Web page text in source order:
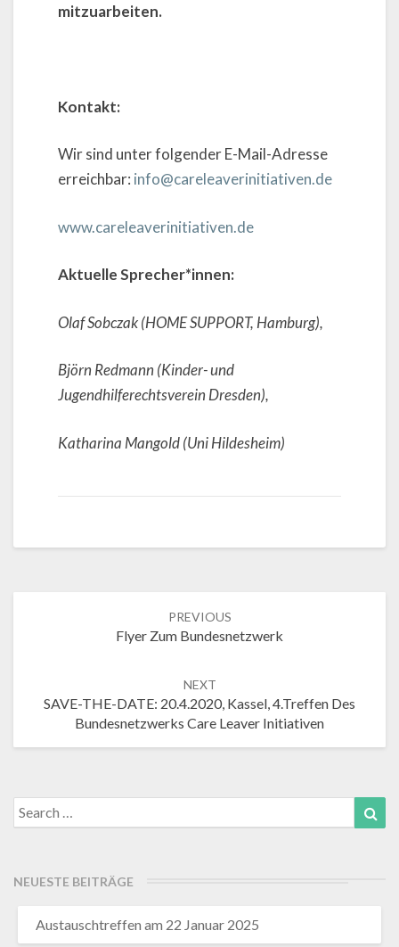
mitzuarbeiten.
Kontakt:
Wir sind unter folgender E-Mail-Adresse
erreichbar: info@careleaverinitiativen.de
www.careleaverinitiativen.de
Aktuelle Sprecher*innen:
Olaf Sobczak (HOME SUPPORT, Hamburg),
Björn Redmann (Kinder- und
Jugendhilferechtsverein Dresden),
Katharina Mangold (Uni Hildesheim)
PREVIOUS
Flyer Zum Bundesnetzwerk
NEXT
SAVE-THE-DATE: 20.4.2020, Kassel, 4.Treffen Des
Bundesnetzwerks Care Leaver Initiativen
Search
for:
NEUESTE BEITRÄGE
Austauschtreffen am 22 Januar 2025